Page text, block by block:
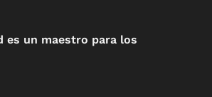
es un maestro para los